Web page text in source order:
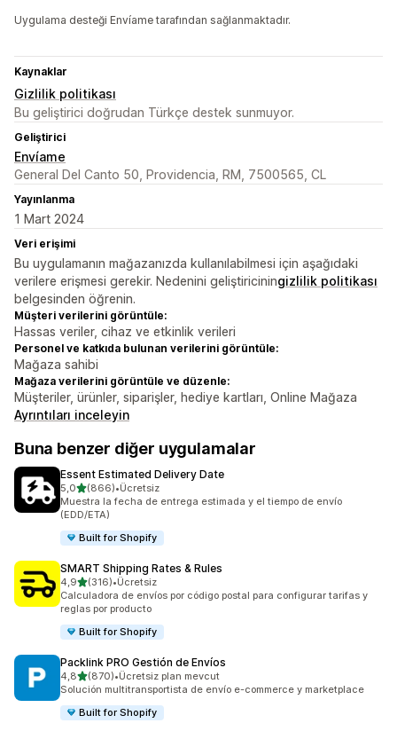
Uygulama desteği Envíame tarafından sağlanmaktadır.
Kaynaklar
Gizlilik politikası
Bu geliştirici doğrudan Türkçe destek sunmuyor.
Geliştirici
Envíame
General Del Canto 50, Providencia, RM, 7500565, CL
Yayınlanma
1 Mart 2024
Veri erişimi
Bu uygulamanın mağazanızda kullanılabilmesi için aşağıdaki
verilere erişmesi gerekir. Nedenini geliştiriciningizlilik politikası
belgesinden öğrenin.
Müşteri verilerini görüntüle:
Hassas veriler, cihaz ve etkinlik verileri
Personel ve katkıda bulunan verilerini görüntüle:
Mağaza sahibi
Mağaza verilerini görüntüle ve düzenle:
Müşteriler, ürünler, siparişler, hediye kartları, Online Mağaza
Ayrıntıları inceleyin
Buna benzer diğer uygulamalar
Essent Estimated Delivery Date
5,05 yıldız üzerinden
(866)
toplam 866 değerlendirme
•Ücretsiz
Muestra la fecha de entrega estimada y el tiempo de envío
(EDD/ETA)
Built for Shopify
SMART Shipping Rates & Rules
4,95 yıldız üzerinden
(316)
toplam 316 değerlendirme
•Ücretsiz
Calculadora de envíos por código postal para configurar tarifas y
reglas por producto
Built for Shopify
Packlink PRO Gestión de Envíos
4,85 yıldız üzerinden
(870)
toplam 870 değerlendirme
•Ücretsiz plan mevcut
Solución multitransportista de envío e-commerce y marketplace
Built for Shopify